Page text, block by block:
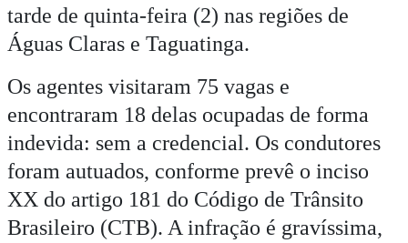
tarde de quinta-feira (2) nas regiões de
Águas Claras e Taguatinga.
Os agentes visitaram 75 vagas e
encontraram 18 delas ocupadas de forma
indevida: sem a credencial. Os condutores
foram autuados, conforme prevê o inciso
XX do artigo 181 do Código de Trânsito
Brasileiro (CTB). A infração é gravíssima,